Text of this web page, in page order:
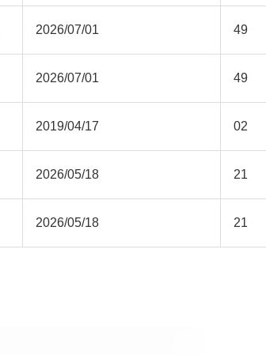
2026/07/01 49
2026/07/01 49
2019/04/17 02
2026/05/18 21
2026/05/18 21